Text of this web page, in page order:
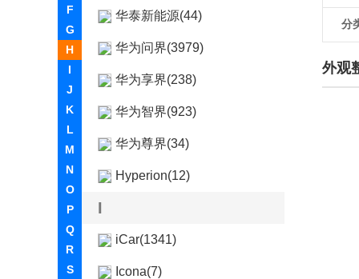
F
G
H
I
J
K
L
M
N
O
P
Q
R
S
华泰新能源(44)
华为问界(3979)
华为享界(238)
华为智界(923)
华为尊界(34)
Hyperion(12)
I
iCar(1341)
Icona(7)
分
外观